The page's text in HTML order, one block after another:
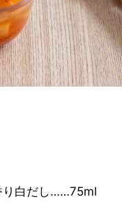
り白だし……75ml